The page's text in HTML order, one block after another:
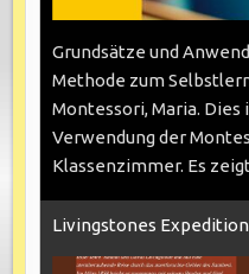
Grundsätze und
Methode zum
Montessori, Maria.
Verwendung der
Klassenzimmer. Es
Livingstones